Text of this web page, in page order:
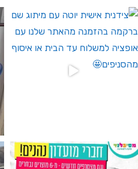
לחברי מועדון ומצטרפים חדשים🤍
מין העובר רק במסיבלנד !! קיים